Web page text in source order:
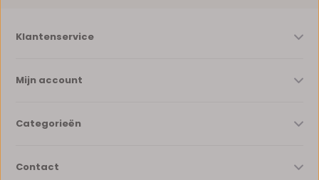
Klantenservice
Mijn account
Categorieën
Contact